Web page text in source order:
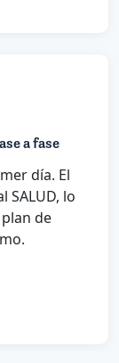
a fase
día. El
SALUD, lo
de